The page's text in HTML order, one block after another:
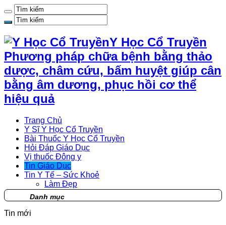
Y Học Cổ Truyền
Phương pháp chữa bệnh bằng thảo
dược, châm cứu, bấm huyệt giúp cân
bằng âm dương, phục hồi cơ thể
hiệu quả
Trang Chủ
Y Sĩ Y Học Cổ Truyền
Bài Thuốc Y Học Cổ Truyền
Hỏi Đáp Giáo Dục
Vị thuốc Đông y
Tin Giáo Dục
Tin Y Tế – Sức Khoẻ
Làm Đẹp
Danh mục
Tin mới